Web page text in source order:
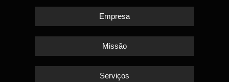
Empresa
Missão
Serviços